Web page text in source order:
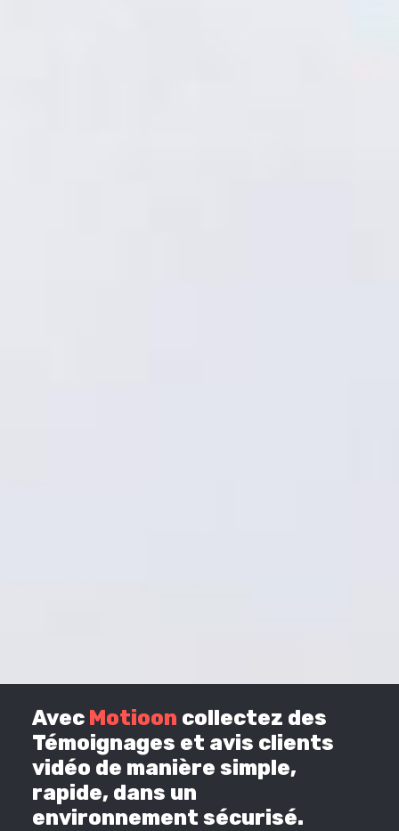
Avec Motioon collectez des
Témoignages et avis clients
vidéo de manière simple,
rapide, dans un
environnement sécurisé.